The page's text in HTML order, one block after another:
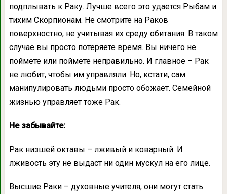
подплывать к Раку. Лучше всего это удается Рыбам и
тихим Скорпионам. Не смотрите на Раков
поверхностно, не учитывая их среду обитания. В таком
случае вы просто потеряете время. Вы ничего не
поймете или поймете неправильно. И главное – Рак
не любит, чтобы им управляли. Но, кстати, сам
манипулировать людьми просто обожает. Семейной
жизнью управляет тоже Рак.
Не забывайте:
Рак низшей октавы – лживый и коварный. И
лживость эту не выдаст ни один мускул на его лице.
Высшие Раки – духовные учителя, они могут стать